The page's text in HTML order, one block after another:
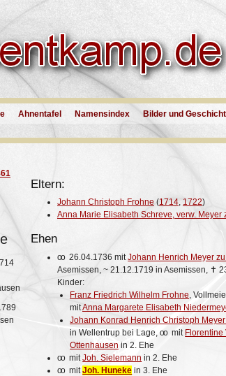
Ahnentafel Namensindex Bilder und
Eltern:
Johann Christoph Frohne (1714, 1722)
Anna Marie Elisabeth Schreve, verw. Meyer
Ehen
oo 26.04.1736 mitJohann Henrich Meyer
Asemissen, ~ 21.12.1719 in Asemissen, ✝
Kinder:
Franz Friedrich Wilhelm Frohne ,
mitAnna Margarete Elisabeth
Johann Konrad Henrich Christoph
in Wellentrup bei Lage, oo mit Florentine
Ottenhausen in 2. Ehe
oo mitJoh. Sielemann in 2. Ehe
oo mitJoh. Huneke in 3. Ehe